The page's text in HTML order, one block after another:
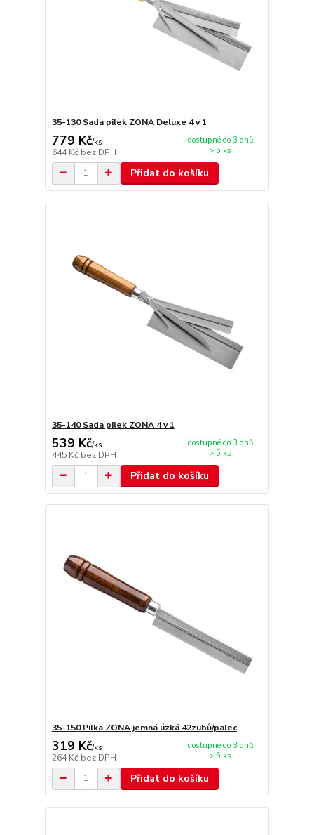
35-130 Sada pilek ZONA Deluxe 4 v 1
779 Kč/ks
644 Kč bez DPH
dostupné do 3 dnů
> 5 ks
Přidat do košíku
35-140 Sada pilek ZONA 4 v 1
539 Kč/ks
445 Kč bez DPH
dostupné do 3 dnů
> 5 ks
Přidat do košíku
35-150 Pilka ZONA jemná úzká 42zubů/palec
319 Kč/ks
264 Kč bez DPH
dostupné do 3 dnů
> 5 ks
Přidat do košíku